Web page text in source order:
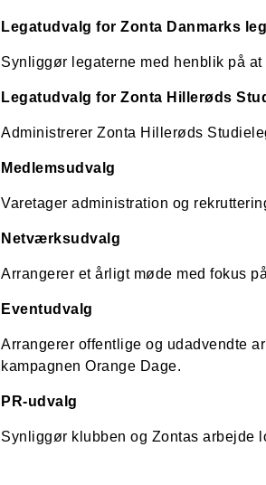
Legatudvalg for Zonta Danmarks
Synliggør legaterne med henblik på
Legatudvalg for Zonta Hillerøds
Administrerer Zonta Hillerøds
Medlemsudvalg
Varetager administration og
Netværksudvalg
Arrangerer et årligt møde med fokus
Eventudvalg
Arrangerer offentlige og udadvendte
kampagnen Orange Dage.
PR-udvalg
Synliggør klubben og Zontas arbejde